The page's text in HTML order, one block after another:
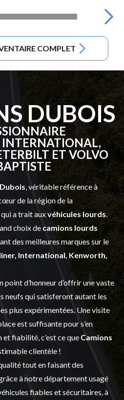
COMPLET
DUBOIS
INTERNATIONAL,
ET VOLVO
, véritable référence à
cœur de la région de la
qui a trait auxvéhicules lourds
choix de camions lourds
des meilleures marques sur le
International, Kenworth,
point d’honneur d’offrir une vaste
neufs qui satisferont autant les
plus expérimentées. Une visite
est suffisante pour s’en
fiabilité, c’est ce que Camions
clientèle !
tout en faisant des
à notredépartement usagé
fiables et sécuritaires, à